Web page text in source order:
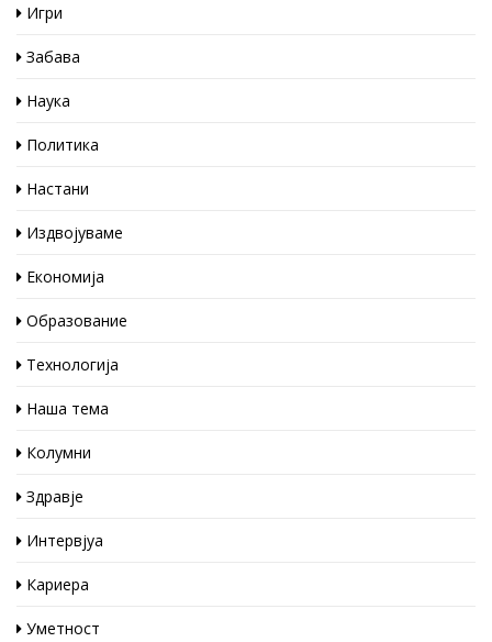
Игри
Забава
Наука
Политика
Настани
Издвојуваме
Економија
Образование
Технологија
Наша тема
Колумни
Здравје
Интервјуа
Кариера
Уметност